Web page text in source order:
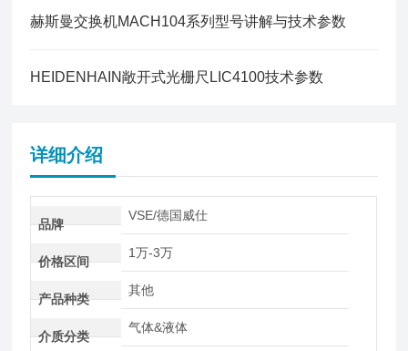
赫斯曼交换机MACH104系列型号讲解与技术参数
HEIDENHAIN敞开式光栅尺LIC4100技术参数
详细介绍
品牌
VSE/德国威仕
价格区间
1万-3万
产品种类
其他
介质分类
气体&液体